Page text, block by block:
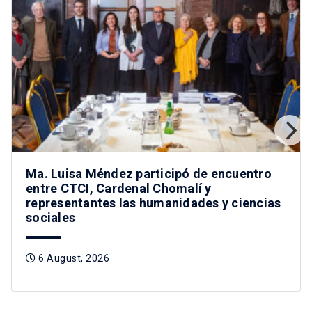
Ma. Luisa Méndez participó de encuentro
entre CTCI, Cardenal Chomalí y
representantes las humanidades y ciencias
sociales
6 August, 2026